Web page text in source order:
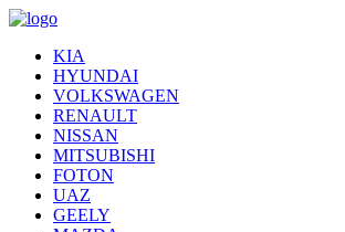
KIA
HYUNDAI
VOLKSWAGEN
RENAULT
NISSAN
MITSUBISHI
FOTON
UAZ
GEELY